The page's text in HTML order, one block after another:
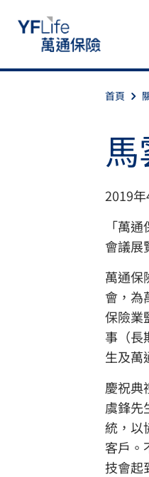
首頁
2019
「萬
會議展
萬通保
會，為
保險業
事（長
生及萬
慶祝典
虞鋒先
統，以
客戶。
技會起